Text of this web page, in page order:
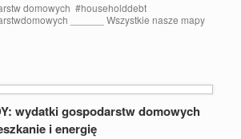
domowych #householddebt
______ Wszystkie nasze mapy
wydatki gospodarstw domowych
i energię